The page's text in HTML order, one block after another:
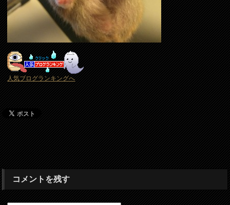
人気ブログランキングへ
コメントを残す